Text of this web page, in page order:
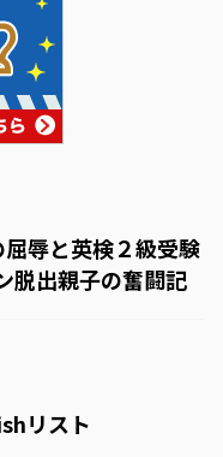
辱と英検２級受験
脱出親子の奮闘記
リスト